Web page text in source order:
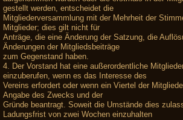
gestellt werden, entscheidet die
Mitgliederversammlung mit der Mehrheit der
Mitglieder; dies gilt nicht für
Anträge, die eine Änderung der Satzung, die
Änderungen der Mitgliedsbeiträge
zum Gegenstand haben.
4. Der Vorstand hat eine außerordentliche
einzuberufen, wenn es das Interesse des
Vereins erfordert oder wenn ein Viertel der
Angabe des Zwecks und der
Gründe beantragt. Soweit die Umstände dies
Ladungsfrist von zwei Wochen einzuhalten